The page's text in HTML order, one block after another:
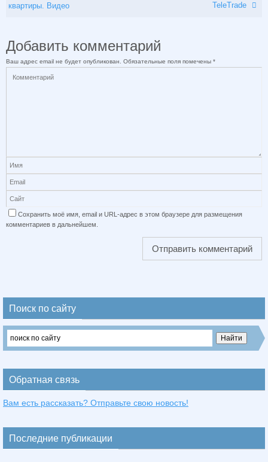
квартиры. Видео
TeleTrade
Добавить комментарий
Ваш адрес email не будет опубликован. Обязательные поля помечены *
Сохранить моё имя, email и URL-адрес в этом браузере для размещения
комментариев в дальнейшем.
Поиск по сайту
Обратная связь
Вам есть рассказать? Отправьте свою новость!
Последние публикации